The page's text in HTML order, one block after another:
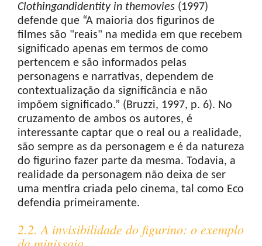
Clothingandidentityin themovies (1997)
defende que “A maioria dos figurinos de
filmes são "reais" na medida em que recebem
significado apenas em termos de como
pertencem e são informados pelas
personagens e narrativas, dependem de
contextualização da significância e não
impõem significado.” (Bruzzi, 1997, p. 6). No
cruzamento de ambos os autores, é
interessante captar que o real ou a realidade,
são sempre as da personagem e é da natureza
do figurino fazer parte da mesma. Todavia, a
realidade da personagem não deixa de ser
uma mentira criada pelo cinema, tal como Eco
defendia primeiramente.
2.2. A invisibilidade do figurino: o exemplo